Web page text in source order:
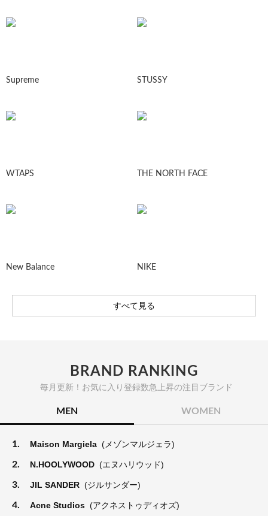
Supreme STUSSY
WTAPS THE NORTH FACE
New Balance NIKE
すべて見る
BRAND RANKING
毎月更新！お気に入り登録数急上昇の注目ブランド
MEN WOMEN
1. Maison Margiela (メゾンマルジェラ)
2. N.HOOLYWOOD (エヌハリウッド)
3. JIL SANDER (ジルサンダー)
4. Acne Studios (アクネストゥディオズ)